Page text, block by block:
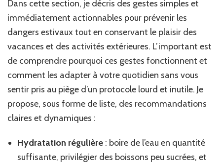
Dans cette section, je décris des gestes simples et
immédiatement actionnables pour prévenir les
dangers estivaux tout en conservant le plaisir des
vacances et des activités extérieures. L’important est
de comprendre pourquoi ces gestes fonctionnent et
comment les adapter à votre quotidien sans vous
sentir pris au piège d’un protocole lourd et inutile. Je
propose, sous forme de liste, des recommandations
claires et dynamiques :
Hydratation régulière : boire de l’eau en quantité
suffisante, privilégier des boissons peu sucrées, et